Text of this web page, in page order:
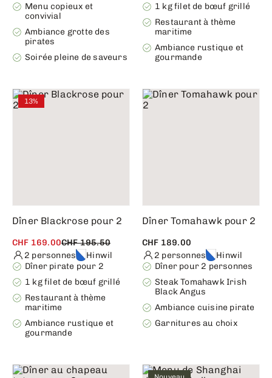
Menu copieux et
convivial
Ambiance grotte des
pirates
Soirée pleine de saveurs
1 kg filet de bœuf grillé
Restaurant à thème
maritime
Ambiance rustique et
gourmande
13%
Dîner Blackrose pour 2
CHF 169.00CHF 195.50
2 personnes
Hinwil
Dîner pirate pour 2
1 kg filet de bœuf grillé
Restaurant à thème
maritime
Ambiance rustique et
gourmande
Dîner Tomahawk pour 2
CHF 189.00
2 personnes
Hinwil
Dîner pour 2 personnes
Steak Tomahawk Irish
Black Angus
Ambiance cuisine pirate
Garnitures au choix